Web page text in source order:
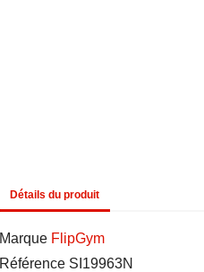
Détails du produit
Marque FlipGym
Référence SI19963N